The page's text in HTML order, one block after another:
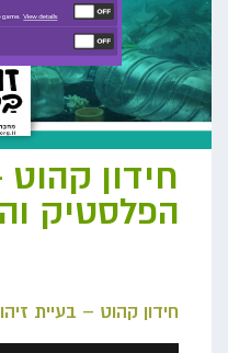
חידון קהוט
הפלסטיק
חידון קהוט – בעיית